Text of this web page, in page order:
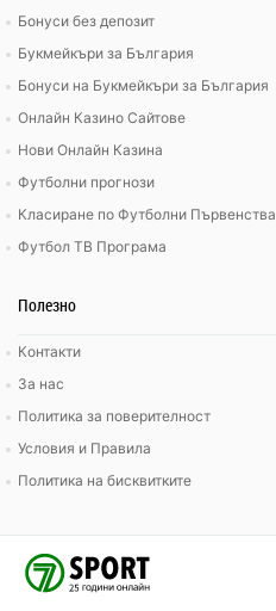
Бонуси без депозит
Букмейкъри за България
Бонуси на Букмейкъри за България
Онлайн Казино Сайтове
Нови Онлайн Казина
Футболни прогнози
Класиране по Футболни Първенства
Футбол ТВ Програма
Полезно
Контакти
За нас
Политика за поверителност
Условия и Правила
Политика на бисквитките